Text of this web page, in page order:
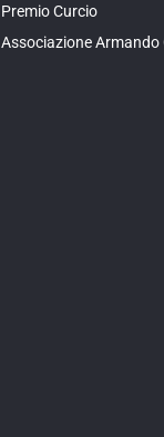
Premio Curcio
Associazione Armando